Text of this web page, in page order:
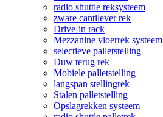
radio shuttle reksysteem
zware cantilever rek
Drive-in rack
Mezzanine vloerrek systeem
selectieve palletstelling
Duw terug rek
Mobiele palletstelling
langspan stellingrek
Stalen palletstelling
Opslagrekken systeem